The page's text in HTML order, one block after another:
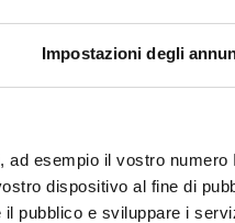
Impostazioni degli
ad esempio il vostro numero
dispositivo al fine di
pubblico e sviluppare i
University Rotterdam.
of Economics,
are public economics, health